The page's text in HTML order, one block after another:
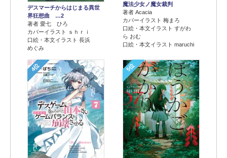
デスマーチからはじまる異世
界狂想曲 …2
著者 愛七 ひろ
カバーイラスト ｓｈｒｉ
口絵・本文イラスト 長浜
めぐみ
魔法少女ノ魔女裁判
著者 Acacia
カバーイラスト 梅まろ
口絵・本文イラスト すがわ
ら おむ
口絵・本文イラスト maruchi
4位 5位